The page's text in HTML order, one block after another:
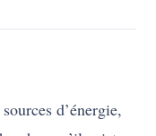
d’énergie,